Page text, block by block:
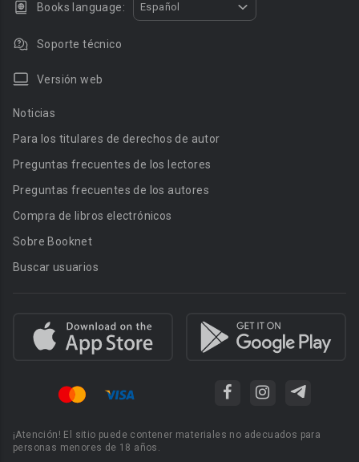
Books language: Español
Soporte técnico
Versión web
Noticias
Para los titulares de derechos de autor
Preguntas frecuentes de los lectores
Preguntas frecuentes de los autores
Compra de libros electrónicos
Sobre Booknet
Buscar usuarios
¡Atención! El sitio puede contener materiales no adecuados para
personas menores de 18 años.